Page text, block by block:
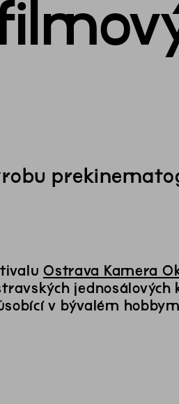
Ostrava Kamera
jednosálových
v bývalém